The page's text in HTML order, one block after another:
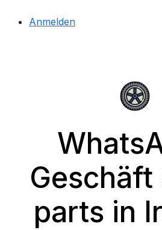
Anmelden
Geschäft
parts in